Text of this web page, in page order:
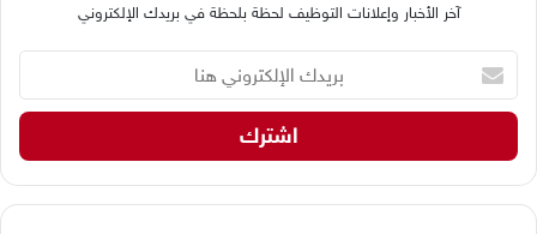
آخر الأخبار وإعلانات التوظيف لحظة بلحظة في بريدك الإلكتروني
ي
ك
ا